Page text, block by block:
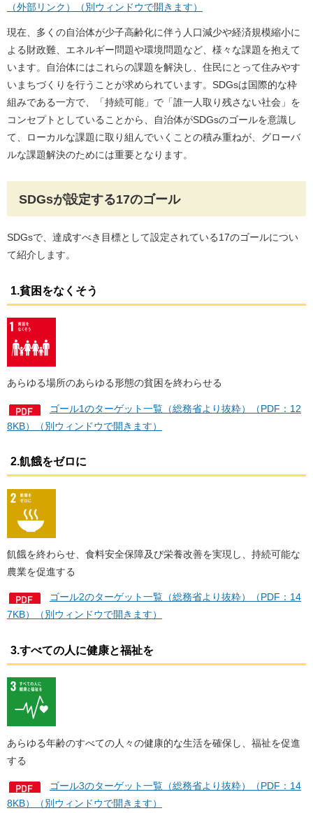
（外部リンク）（別ウィンドウで開きます）
現在、多くの自治体が少子高齢化に伴う人口減少や経済規模縮小に
よる財政難、エネルギー問題や環境問題など、様々な課題を抱えて
います。自治体にはこれらの課題を解決し、住民にとって住みやす
いまちづくりを行うことが求められています。SDGsは国際的な枠
組みである一方で、「持続可能」で「誰一人取り残さない社会」を
コンセプトとしていることから、自治体がSDGsのゴールを意識し
て、ローカルな課題に取り組んでいくことの積み重ねが、グローバ
ルな課題解決のためには重要となります。
SDGsが設定する17のゴール
SDGsで、達成すべき目標として設定されている17のゴールについ
て紹介します。
1.貧困をなくそう
あらゆる場所のあらゆる形態の貧困を終わらせる
ゴール1のターゲット一覧（総務省より抜粋）（PDF：12
8KB）（別ウィンドウで開きます）
2.飢餓をゼロに
飢餓を終わらせ、食料安全保障及び栄養改善を実現し、持続可能な
農業を促進する
ゴール2のターゲット一覧（総務省より抜粋）（PDF：14
7KB）（別ウィンドウで開きます）
3.すべての人に健康と福祉を
あらゆる年齢のすべての人々の健康的な生活を確保し、福祉を促進
する
ゴール3のターゲット一覧（総務省より抜粋）（PDF：14
8KB）（別ウィンドウで開きます）